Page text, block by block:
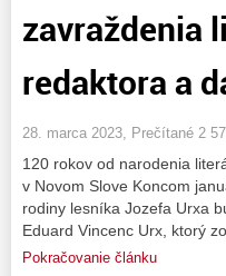
zavraždenia
redaktora a
28. marca 2023, Prečítané 2
120 rokov od narodenia
v Novom Slove Koncom
rodiny lesníka Jozefa Urxa
Eduard Vincenc Urx, ktorý
Pokračovanie článku